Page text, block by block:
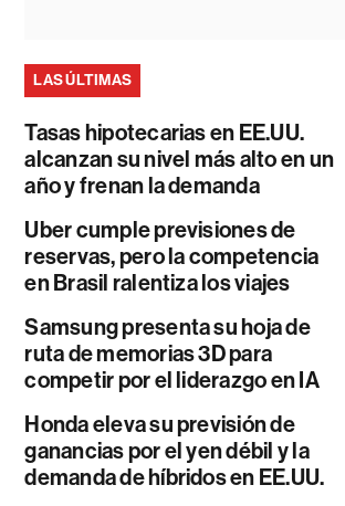
LAS ÚLTIMAS
Tasas hipotecarias en EE.UU.
alcanzan su nivel más alto en un
año y frenan la demanda
Uber cumple previsiones de
reservas, pero la competencia
en Brasil ralentiza los viajes
Samsung presenta su hoja de
ruta de memorias 3D para
competir por el liderazgo en IA
Honda eleva su previsión de
ganancias por el yen débil y la
demanda de híbridos en EE.UU.